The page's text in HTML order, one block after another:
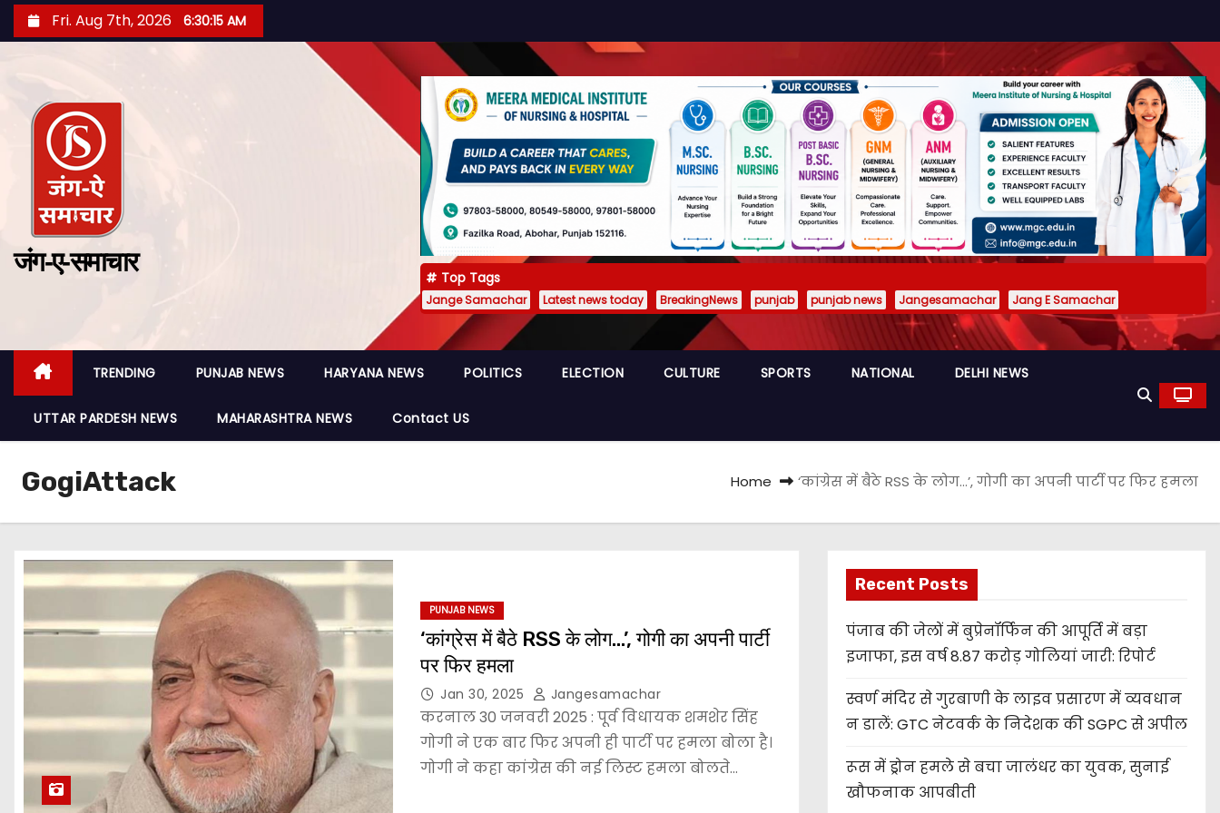
Fri. Aug 7th, 2026 6:30:16 AM
जंग-ए-समाचार
Top Tags
Jange Samachar Latest news today BreakingNews punjab punjab news Jangesamachar Jang E Samachar
TRENDING PUNJAB NEWS HARYANA NEWS POLITICS ELECTION CULTURE SPORTS NATIONAL DELHI NEWS
UTTAR PARDESH NEWS MAHARASHTRA NEWS Contact US
GogiAttack Home ‘कांग्रेस में बैठे RSS के लोग…’, गोगी का अपनी पार्टी पर फिर हमला
PUNJAB NEWS
‘कांग्रेस में बैठे RSS के लोग…’, गोगी का अपनी पार्टी
पर फिर हमला
Jan 30, 2025 Jangesamachar
करनाल 30 जनवरी 2025 : पूर्व विधायक शमशेर सिंह
गोगी ने एक बार फिर अपनी ही पार्टी पर हमला बोला है।
गोगी ने कहा कांग्रेस की नई लिस्ट हमला बोलते…
Recent Posts
पंजाब की जेलों में बुप्रेनॉर्फिन की आपूर्ति में बड़ा
इजाफा, इस वर्ष 8.87 करोड़ गोलियां जारी: रिपोर्ट
स्वर्ण मंदिर से गुरबाणी के लाइव प्रसारण में व्यवधान
न डालें: GTC नेटवर्क के निदेशक की SGPC से अपील
रूस में ड्रोन हमले से बचा जालंधर का युवक, सुनाई
खौफनाक आपबीती